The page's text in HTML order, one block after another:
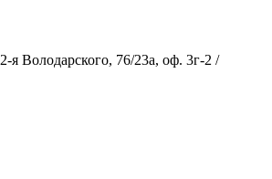
я Володарского, 76/23а, оф. 3г-2 /